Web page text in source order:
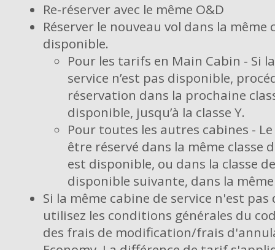
Re-réserver avec le même O&D
Réserver le nouveau vol dans la même
disponible.
Pour les tarifs en Main Cabin - Si
service n’est pas disponible,
réservation dans la prochaine
disponible, jusqu’à la classe Y.
Pour toutes les autres cabines -
être réservé dans la même classe
est disponible, ou dans la classe
disponible suivante, dans la
Si la même cabine de service n'est
utilisez les conditions générales du
des frais de modification/frais